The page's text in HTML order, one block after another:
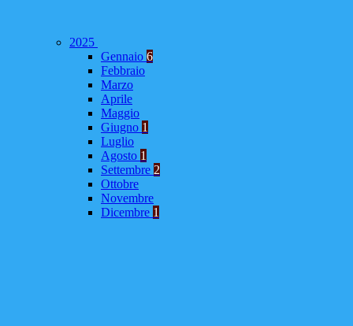
2025
Gennaio 6
Febbraio
Marzo
Aprile
Maggio
Giugno 1
Luglio
Agosto 1
Settembre 2
Ottobre
Novembre
Dicembre 1